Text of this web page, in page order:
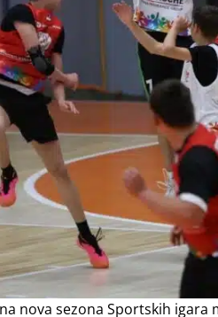
nova sezona Sportskih